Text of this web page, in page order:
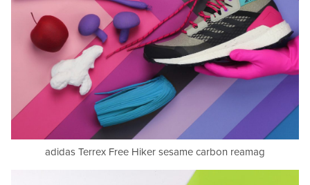
adidas Terrex Free Hiker sesame carbon reamag